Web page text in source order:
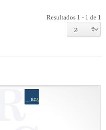
Resultados 1 - 1 de 1